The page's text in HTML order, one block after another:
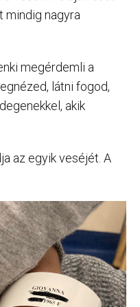
mindig nagyra
megérdemli a
látni fogod,
akik
az egyik veséjét. A